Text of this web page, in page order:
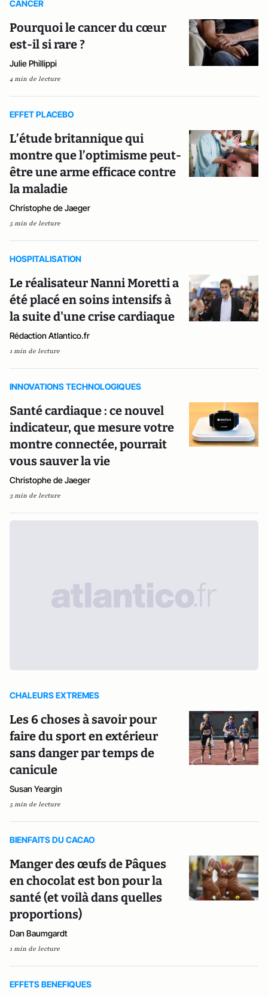
CANCER
Pourquoi le cancer du cœur
est-il si rare ?
Julie Phillippi
4 min de lecture
EFFET PLACEBO
L’étude britannique qui
montre que l’optimisme peut-
être une arme efficace contre
la maladie
Christophe de Jaeger
5 min de lecture
HOSPITALISATION
Le réalisateur Nanni Moretti a
été placé en soins intensifs à
la suite d'une crise cardiaque
Rédaction Atlantico.fr
1 min de lecture
INNOVATIONS TECHNOLOGIQUES
Santé cardiaque : ce nouvel
indicateur, que mesure votre
montre connectée, pourrait
vous sauver la vie
Christophe de Jaeger
3 min de lecture
CHALEURS EXTREMES
Les 6 choses à savoir pour
faire du sport en extérieur
sans danger par temps de
canicule
Susan Yeargin
5 min de lecture
BIENFAITS DU CACAO
Manger des œufs de Pâques
en chocolat est bon pour la
santé (et voilà dans quelles
proportions)
Dan Baumgardt
1 min de lecture
EFFETS BENEFIQUES